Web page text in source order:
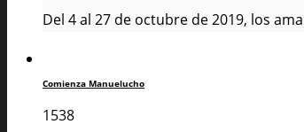
Del 4 al 27 de octubre de 2019, los
Comienza Manuelucho
1538